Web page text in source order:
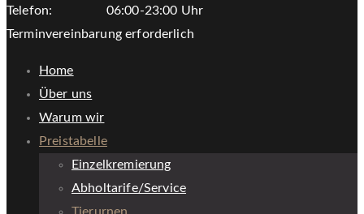
Telefon: 06:00-23:00 Uhr
Terminvereinbarung erforderlich
Home
Über uns
Warum wir
Preistabelle
Einzelkremierung
Abholtarife/Service